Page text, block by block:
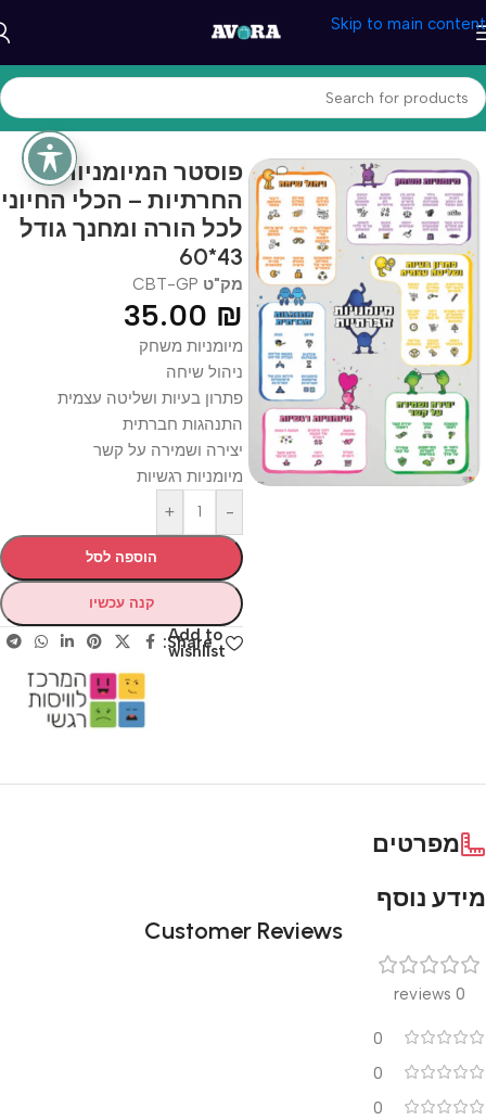
Skip to main content
עמוד הבית/טיפול והתפתחות/CBT מוצרי
פוסטר המיומניות
החרתיות – הכלי החיוני
לכל הורה ומחנך גודל
43*60
מק"ט CBT-GP
35.00 ₪
מיומניות משחק
ניהול שיחה
פתרון בעיות ושליטה עצמית
התנהגות חברתית
יצירה ושמירה על קשר
מיומניות רגשיות
-
+
הוספה לסל
קנה עכשיו
Add to
wishlist
Share:
מפרטים
מידע נוסף
Customer Reviews
0 reviews
0
0
0